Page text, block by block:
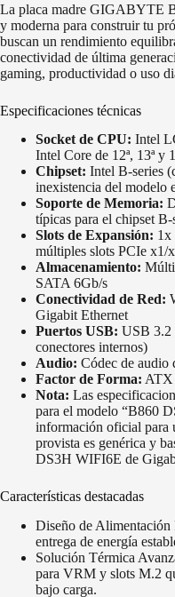
La placa madre GIGABYTE
y moderna para construir tu
buscan un rendimiento
conectividad de última
gaming, productividad o uso
Especificaciones técnicas
Socket de CPU: Intel
Intel Core de 12ª, 13ª y
Chipset: Intel B-series
inexistencia del modelo
Soporte de Memoria:
típicas para el chipset B-
Slots de Expansión: 1x
múltiples slots PCIe x1/
Almacenamiento:
SATA 6Gb/s
Conectividad de Red:
Gigabit Ethernet
Puertos USB: USB 3.2
conectores internos)
Audio: Códec de audio
Factor de Forma: ATX
Nota: Las
para el modelo “B860
información oficial para
provista es genérica y
DS3H WIFI6E de
Características destacadas
Diseño de
entrega de energía
Solución Térmica
para VRM y slots M.2
bajo carga.